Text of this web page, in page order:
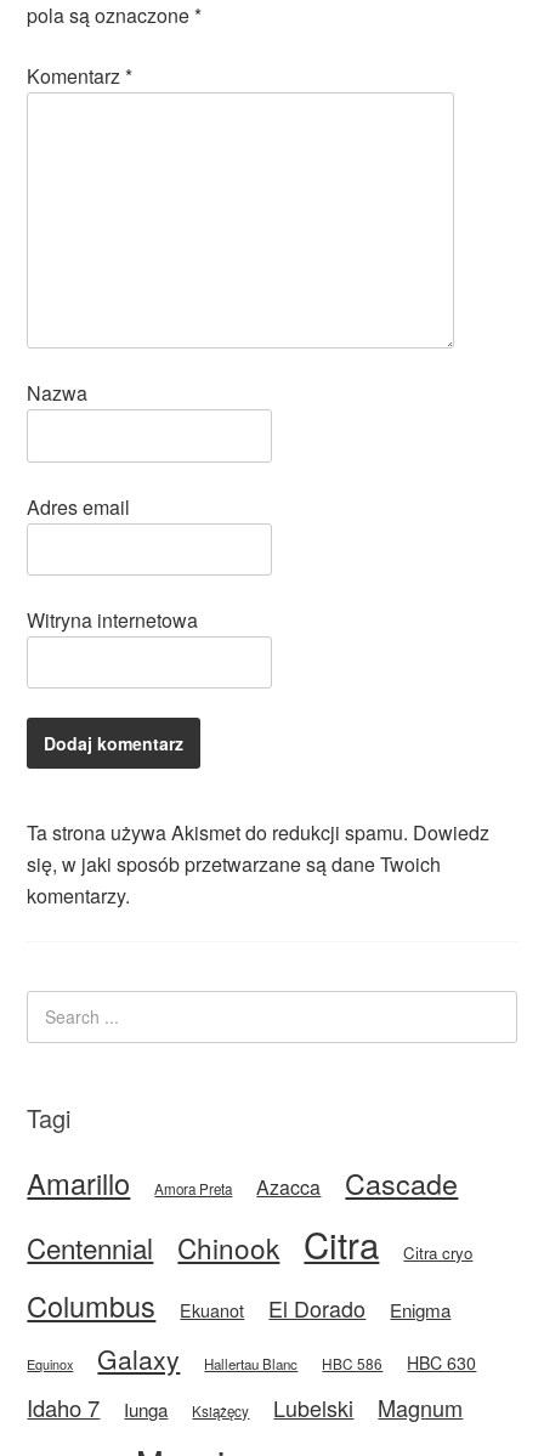
pola są oznaczone*
Komentarz*
Nazwa
Adres email
Witryna internetowa
Ta strona używa Akismet do redukcji spamu. Dowiedz
się, w jaki sposób przetwarzane są dane Twoich
komentarzy.
Tagi
Amarillo Amora Preta Azacca Cascade
Centennial Chinook Citra Citra cryo
Columbus Ekuanot El Dorado Enigma
Equinox Galaxy Hallertau Blanc HBC 586 HBC 630
Idaho 7 Iunga Książęcy Lubelski
Magnum